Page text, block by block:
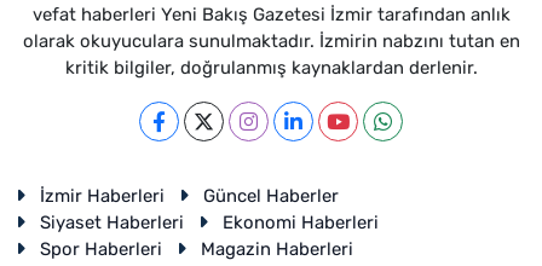
vefat haberleri Yeni Bakış Gazetesi İzmir tarafından anlık
olarak okuyuculara sunulmaktadır. İzmirin nabzını tutan en
kritik bilgiler, doğrulanmış kaynaklardan derlenir.
İzmir Haberleri
Güncel Haberler
Siyaset Haberleri
Ekonomi Haberleri
Spor Haberleri
Magazin Haberleri